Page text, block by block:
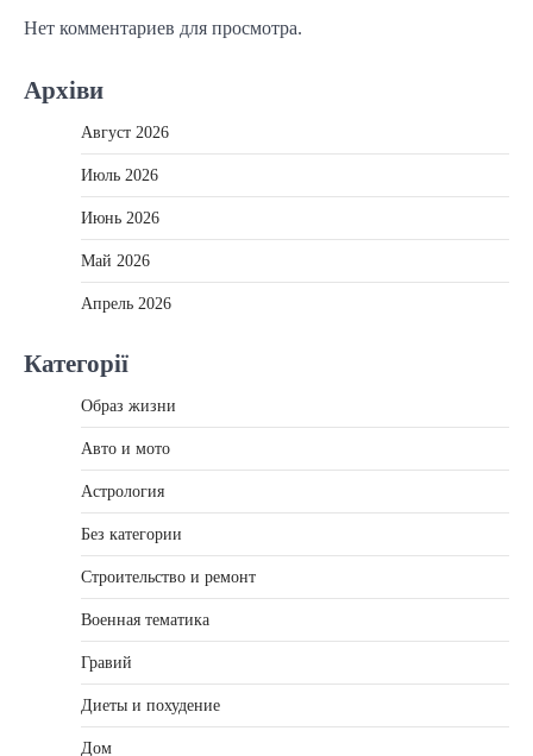
Нет комментариев для просмотра.
Архіви
Август 2026
Июль 2026
Июнь 2026
Май 2026
Апрель 2026
Категорії
Образ жизни
Авто и мото
Астрология
Без категории
Строительство и ремонт
Военная тематика
Гравий
Диеты и похудение
Дом